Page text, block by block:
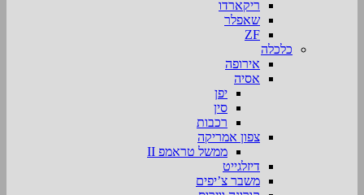
ריקארדו
שאפלר
ZF
כלכלה
אירופה
אסיה
יפן
סין
רכבות
צפון אמריקה
ממשל טראמפ II
דיזלגייט
משבר צ’יפים